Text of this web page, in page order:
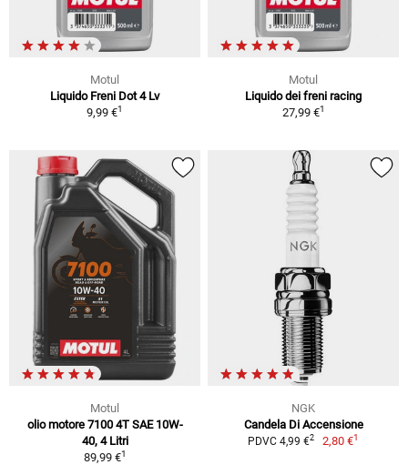
Motul
Liquido Freni Dot 4 Lv
9,99 €1
Motul
Liquido dei freni racing
27,99 €1
Motul
olio motore 7100 4T SAE 10W-
40, 4 Litri
89,99 €1
NGK
Candela Di Accensione
PDVC 4,99 €2 2,80 €1